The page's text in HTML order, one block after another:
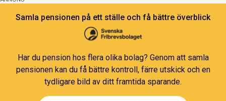
Samla pensionen på ett ställe och få bättre överblick
Har du pension hos flera olika bolag? Genom att samla
pensionen kan du få bättre kontroll, färre utskick och en
tydligare bild av ditt framtida sparande.